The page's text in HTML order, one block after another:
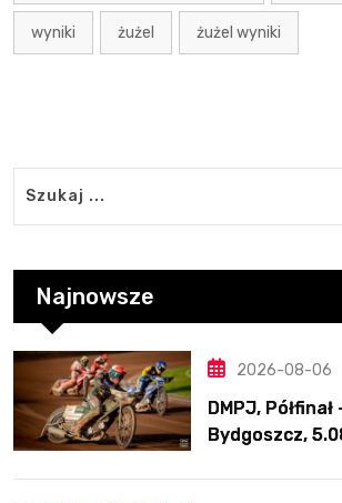
wyniki żużel żużel wyniki
Najnowsze
2026-08-06
DMPJ,
Bydgoszcz,